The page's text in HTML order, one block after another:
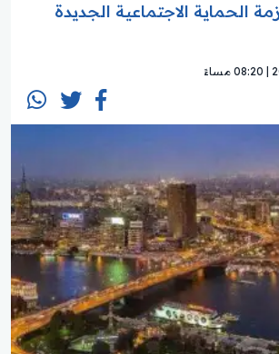
الحماية الاجتماعية الجديدة